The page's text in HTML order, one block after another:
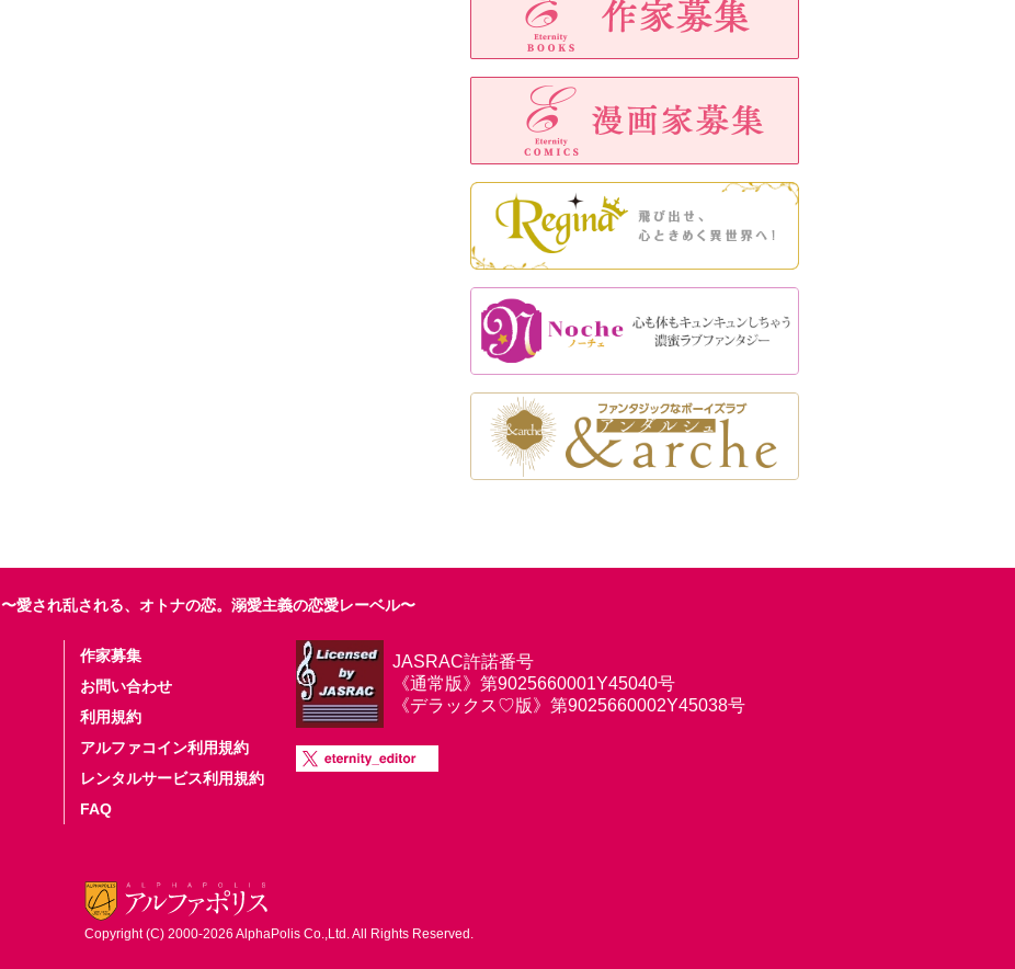
〜愛され乱される、オトナの恋。溺愛主義の恋愛レーベル〜
作家募集
お問い合わせ
利用規約
アルファコイン利用規約
レンタルサービス利用規約
FAQ
JASRAC許諾番号
《通常版》第9025660001Y45040号
《デラックス♡版》第9025660002Y45038号
Copyright (C) 2000-2026 AlphaPolis Co.,Ltd. All Rights Reserved.